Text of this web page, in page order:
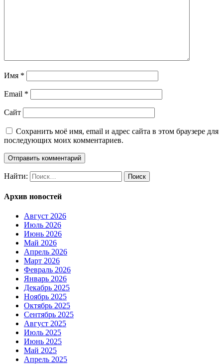
Имя *
Email *
Сайт
Сохранить моё имя, email и адрес сайта в этом браузере для
последующих моих комментариев.
Найти:
Архив новостей
Август 2026
Июль 2026
Июнь 2026
Май 2026
Апрель 2026
Март 2026
Февраль 2026
Январь 2026
Декабрь 2025
Ноябрь 2025
Октябрь 2025
Сентябрь 2025
Август 2025
Июль 2025
Июнь 2025
Май 2025
Апрель 2025